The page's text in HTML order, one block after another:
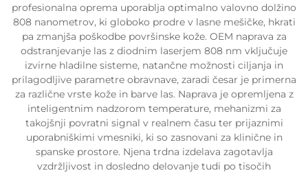
profesionalna oprema uporablja optimalno valovno dolžino
808 nanometrov, ki globoko prodre v lasne mešičke, hkrati
pa zmanjša poškodbe površinske kože. OEM naprava za
odstranjevanje las z diodnim laserjem 808 nm vključuje
izvirne hladilne sisteme, natančne možnosti ciljanja in
prilagodljive parametre obravnave, zaradi česar je primerna
za različne vrste kože in barve las. Naprava je opremljena z
inteligentnim nadzorom temperature, mehanizmi za
takojšnji povratni signal v realnem času ter prijaznimi
uporabniškimi vmesniki, ki so zasnovani za klinične in
spanske prostore. Njena trdna izdelava zagotavlja
vzdržljivost in dosledno delovanje tudi po tisočih